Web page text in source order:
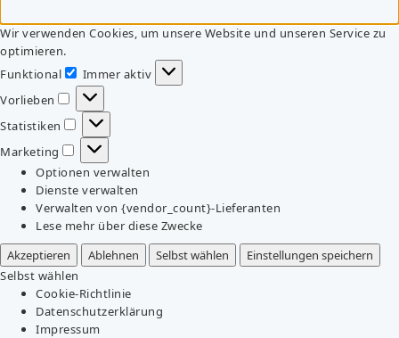
Wir verwenden Cookies, um unsere Website und unseren Service zu
optimieren.
Funktional
Funktional
Immer aktiv
Vorlieben
Vorlieben
Statistiken
Statistiken
Marketing
Marketing
Optionen verwalten
Dienste verwalten
Verwalten von {vendor_count}-Lieferanten
Lese mehr über diese Zwecke
Akzeptieren
Ablehnen Selbst wählen
Einstellungen speichern
Selbst wählen
Cookie-Richtlinie
Datenschutzerklärung
Impressum